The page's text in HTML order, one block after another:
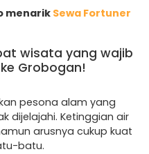
menarik Sewa Fortuner
wisata yang wajib
Grobogan!
pesona alam yang
dijelajahi. Ketinggian air
arusnya cukup kuat
batu.